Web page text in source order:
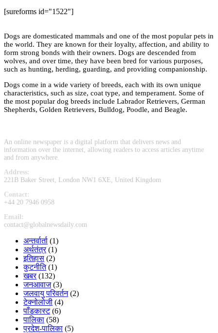
[sureforms id="1522"]
Dogs are domesticated mammals and one of the most popular pets in
the world. They are known for their loyalty, affection, and ability to
form strong bonds with their owners. Dogs are descended from
wolves, and over time, they have been bred for various purposes,
such as hunting, herding, guarding, and providing companionship.
Dogs come in a wide variety of breeds, each with its own unique
characteristics, such as size, coat type, and temperament. Some of
the most popular dog breeds include Labrador Retrievers, German
Shepherds, Golden Retrievers, Bulldog, Poodle, and Beagle.
An online newspaper is a digital platform that delivers news and
information over the internet, allowing readers to access articles anytime
and from anywhere.
Address:
221B Baker Street, London NW1 6XE, United Kingdom
Contact:
+44 20 7946 0958
Email:
contact@globalnewsdaily.com
अन्तर्वार्ता (1)
अर्थतंत्र(1)
इतिहास (2)
कुटनीति(1)
खबर(132)
जनआवाज(3)
जलवायु परिवर्तन(2)
टेक्नोलोजी (4)
पाँडकास्ट(6)
पालिका (58)
प्रदेश-पालिका (5)